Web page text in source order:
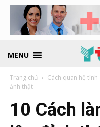
MENU
Trang chủ
Cách quan hệ
ảnh thật
10 Cách